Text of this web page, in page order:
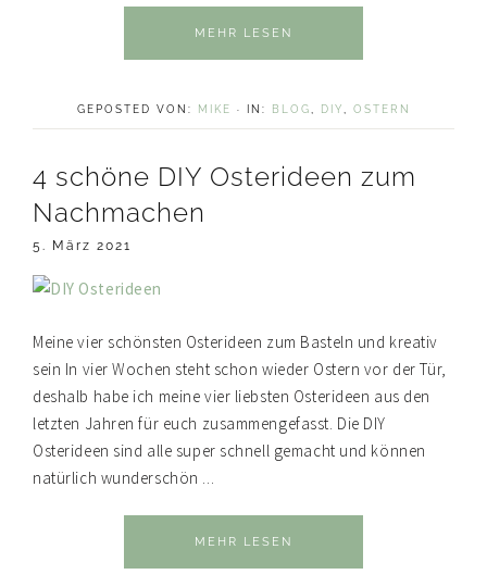
MEHR LESEN
GEPOSTED VON: MIKE · IN: BLOG DIY OSTERN
4 schöne DIY Osterideen zum
Nachmachen
5. März 2021
Meine vier schönsten Osterideen zum Basteln und kreativ
sein In vier Wochen steht schon wieder Ostern vor der Tür,
deshalb habe ich meine vier liebsten Osterideen aus den
letzten Jahren für euch zusammengefasst. Die DIY
Osterideen sind alle super schnell gemacht und können
natürlich wunderschön ...
MEHR LESEN